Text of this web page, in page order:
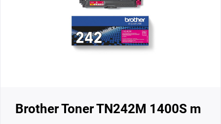
Brother Toner TN242M 1400S m